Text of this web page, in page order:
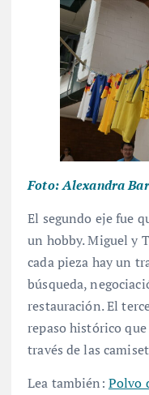
Foto: Alexandra
El segundo eje fue
un hobby. Miguel y
cada pieza hay un
búsqueda,
restauración. El
repaso histórico
través de las
Lea también: Polvo